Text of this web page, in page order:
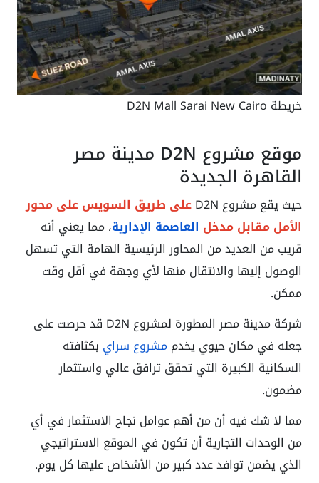
خريطة D2N Mall Sarai New Cairo
موقع مشروع D2N مدينة مصر
القاهرة الجديدة
حيث يقع مشروع D2N
على طريق السويس على محور
الأمل مقابل مدخل العاصمة الإدارية، مما يعني أنه
قريب من العديد من المحاور الرئيسية الهامة التي تسهل
الوصول إليها والانتقال منها لأي وجهة في أقل وقت
ممكن.
شركة مدينة مصر المطورة لمشروع D2N قد حرصت على
جعله في مكان حيوي يخدم مشروع سراي بكثافته
السكانية الكبيرة التي تحقق ترافق عالي واستثمار
مضمون.
مما لا شك فيه أن من أهم عوامل نجاح الاستثمار في أي
من الوحدات التجارية أن تكون في الموقع الاستراتيجي
الذي يضمن توافد عدد كبير من الأشخاص عليها كل يوم.